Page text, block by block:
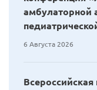
амбулаторной
6 Августа 2026
Всероссийская